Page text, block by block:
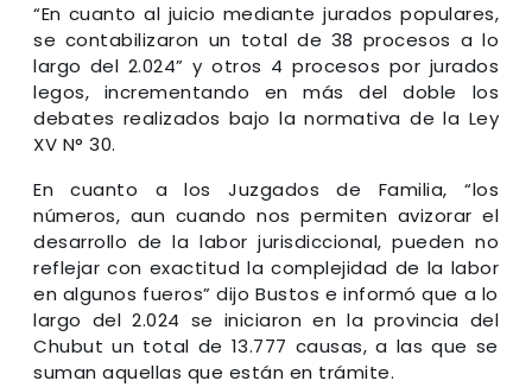
“En cuanto al juicio mediante jurados populares,
se contabilizaron un total de 38 procesos a lo
largo del 2.024” y otros 4 procesos por jurados
legos, incrementando en más del doble los
debates realizados bajo la normativa de la Ley
XV N° 30.
En cuanto a los Juzgados de Familia, “los
números, aun cuando nos permiten avizorar el
desarrollo de la labor jurisdiccional, pueden no
reflejar con exactitud la complejidad de la labor
en algunos fueros” dijo Bustos e informó que a lo
largo del 2.024 se iniciaron en la provincia del
Chubut un total de 13.777 causas, a las que se
suman aquellas que están en trámite.